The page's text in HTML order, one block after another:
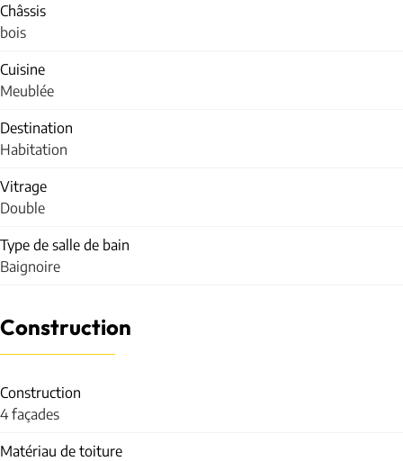
Châssis
bois
Cuisine
Meublée
Destination
Habitation
Vitrage
Double
Type de salle de bain
Baignoire
Construction
Construction
4 façades
Matériau de toiture